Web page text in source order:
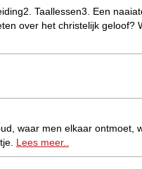
Taallessen3. Een
over het christelijk geloof?
waar men elkaar ontmoet,
Lees meer..